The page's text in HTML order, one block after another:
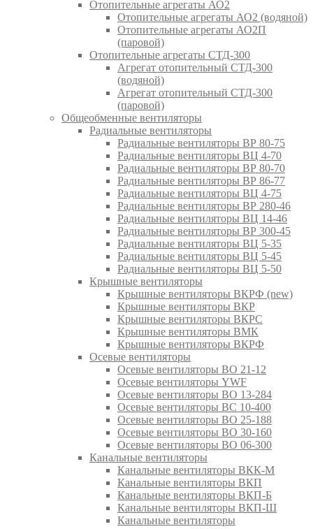
Отопительные агрегаты АО2
Отопительные агрегаты АО2 (водяной)
Отопительные агрегаты АО2П
(паровой)
Отопительные агрегаты СТД-300
Агрегат отопительный СТД-300
(водяной)
Агрегат отопительный СТД-300
(паровой)
Общеобменные вентиляторы
Радиальные вентиляторы
Радиальные вентиляторы ВР 80-75
Радиальные вентиляторы ВЦ 4-70
Радиальные вентиляторы ВР 80-70
Радиальные вентиляторы ВР 86-77
Радиальные вентиляторы ВЦ 4-75
Радиальные вентиляторы ВР 280-46
Радиальные вентиляторы ВЦ 14-46
Радиальные вентиляторы ВР 300-45
Радиальные вентиляторы ВЦ 5-35
Радиальные вентиляторы ВЦ 5-45
Радиальные вентиляторы ВЦ 5-50
Крышные вентиляторы
Крышные вентиляторы ВКРФ (new)
Крышные вентиляторы ВКР
Крышные вентиляторы ВКРС
Крышные вентиляторы ВМК
Крышные вентиляторы ВКРФ
Осевые вентиляторы
Осевые вентиляторы ВО 21-12
Осевые вентиляторы YWF
Осевые вентиляторы ВО 13-284
Осевые вентиляторы ВС 10-400
Осевые вентиляторы ВО 25-188
Осевые вентиляторы ВО 30-160
Осевые вентиляторы ВО 06-300
Канальные вентиляторы
Канальные вентиляторы ВКК-М
Канальные вентиляторы ВКП
Канальные вентиляторы ВКП-Б
Канальные вентиляторы ВКП-Ш
Канальные вентиляторы